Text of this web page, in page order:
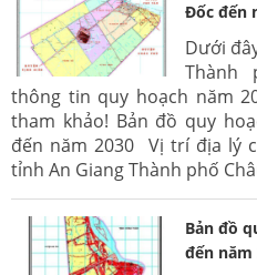
Đốc đến
Dưới
Thành
thông tin quy hoạch năm
tham khảo! Bản đồ quy
đến năm 2030 Vị trí địa lý
tỉnh An Giang Thành phố
Bản đồ
đến năm